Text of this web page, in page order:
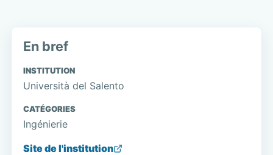
En bref
INSTITUTION
Università del Salento
CATÉGORIES
Ingénierie
Site de l'institution